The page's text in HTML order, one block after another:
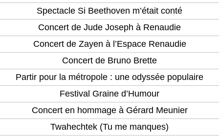
Spectacle Si Beethoven m’était conté
Concert de Jude Joseph à Renaudie
Concert de Zayen à l’Espace Renaudie
Concert de Bruno Brette
Partir pour la métropole : une odyssée populaire
Festival Graine d’Humour
Concert en hommage à Gérard Meunier
Twahechtek (Tu me manques)